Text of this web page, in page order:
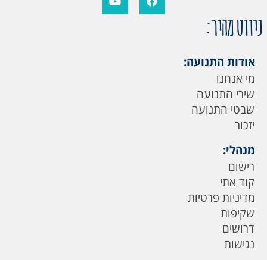
ניווט מהיר:
אודות התנועה:
מי אנחנו
שירי התנועה
שבטי התנועה
יזכור
מנהלי:
רישום
קוד אתי
מדיניות פרטיות
שקיפות
דרושים
נגישות